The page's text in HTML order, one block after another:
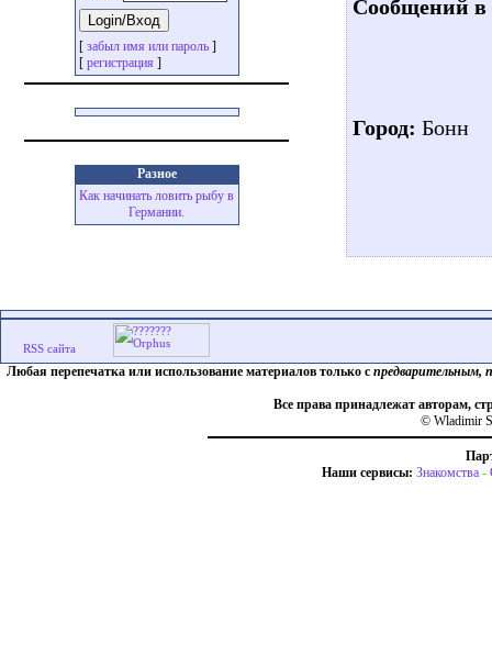
[ забыл имя или пароль]
[ регистрация ]
Разное
Как начинать ловить рыбу в
Германии.
Сообщений в
Город: Бонн
Любая перепечатка или использование материалов только с предварительным,
Все права принадлежат авторам,
© Wladimir
Наши сервисы: Знакомства -